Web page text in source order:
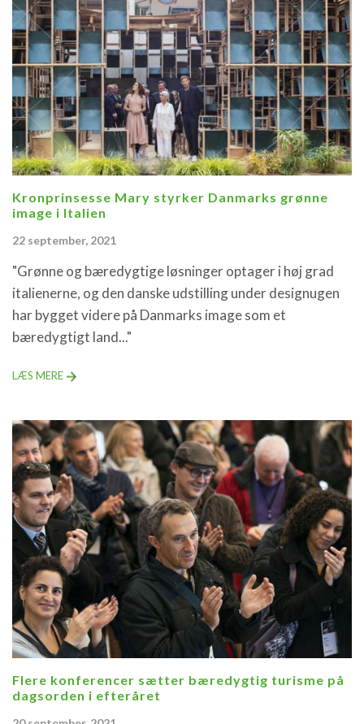
Kronprinsesse Mary styrker Danmarks grønne
image i Italien
22 september, 2021
"Grønne og bæredygtige løsninger optager i høj grad
italienerne, og den danske udstilling under designugen
har bygget videre på Danmarks image som et
bæredygtigt land..."
LÆS MERE
Flere konferencer sætter bæredygtig turisme på
dagsorden i efteråret